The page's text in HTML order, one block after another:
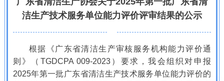
洁生产技术服务单位能力评价评审结果的公示
根据《广东省清洁生产审核服务机构能力评价通
则》（TGDCPA 009-2023）要求，我会组织对申报
2025年第一批广东省清洁生产技术服务单位能力评价的